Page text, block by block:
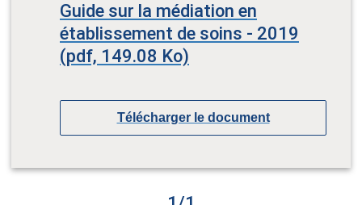
Guide sur la médiation en
établissement de soins - 2019
(pdf, 149.08 Ko)
Télécharger le document